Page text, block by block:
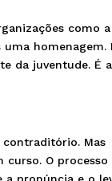
como a
homenagem.
da juventude. É a
contraditório. Mas
curso. O processo